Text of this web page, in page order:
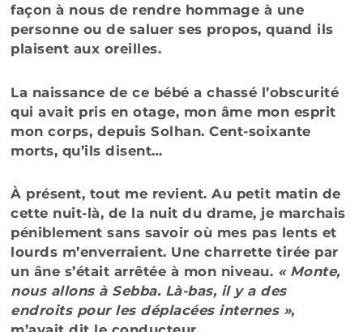
façon à nous de rendre hommage à une
personne ou de saluer ses propos, quand ils
plaisent aux oreilles.
La naissance de ce bébé a chassé l’obscurité
qui avait pris en otage, mon âme mon esprit
mon corps, depuis Solhan. Cent-soixante
morts, qu’ils disent…
À présent, tout me revient. Au petit matin de
cette nuit-là, de la nuit du drame, je marchais
péniblement sans savoir où mes pas lents et
lourds m’enverraient. Une charrette tirée par
un âne s’était arrêtée à mon niveau. « Monte,
nous allons à Sebba. Là-bas, il y a des
endroits pour les déplacées internes »,